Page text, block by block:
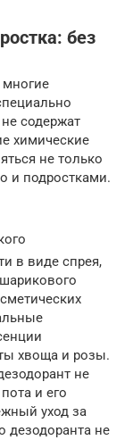
без
содержат
химические
не только
и подростками.
в виде спрея,
хвоща и розы.
не
и его
уход за
не